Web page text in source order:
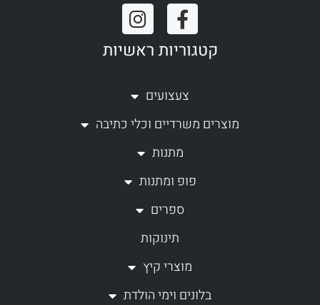
F
a
c
b
o
o
k
f
I
n
s
a
r
a
קטגוריות ראשיות
צעצועים
מוצרים משרדיים וכלי כתיבה
מתנות
פופ ומתנות
ספרים
תינוקות
מוצרי קיץ
בלונים וימי הולדת